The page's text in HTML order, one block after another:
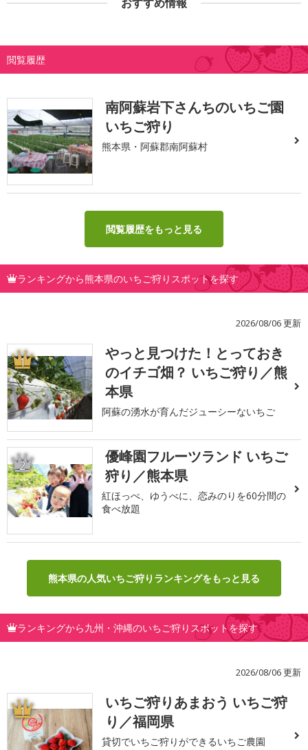
閲覧履歴
南阿蘇岩下さんちのいちご園
いちご狩り
熊本県・阿蘇郡南阿蘇村
閲覧履歴をもっと見る
ランキングから熊本県のいちご狩りスポットを探す
2026/08/06 更新
1
やっと見つけた！とっておき
のイチゴ畑？ いちご狩り／熊
本県
阿蘇の湧水が育んだジューシーないちご
2
優峰園フルーツランド いちご
狩り／熊本県
紅ほっぺ、ゆうべに、恋みのりを60分間の
食べ放題
熊本県の人気いちご狩りランキングをもっと見る
ランキングから九州・沖縄のいちご狩りスポットを探す
2026/08/06 更新
1
いちご狩りあまおう いちご狩
り／福岡県
貸切でいちご狩りができるいちご農園